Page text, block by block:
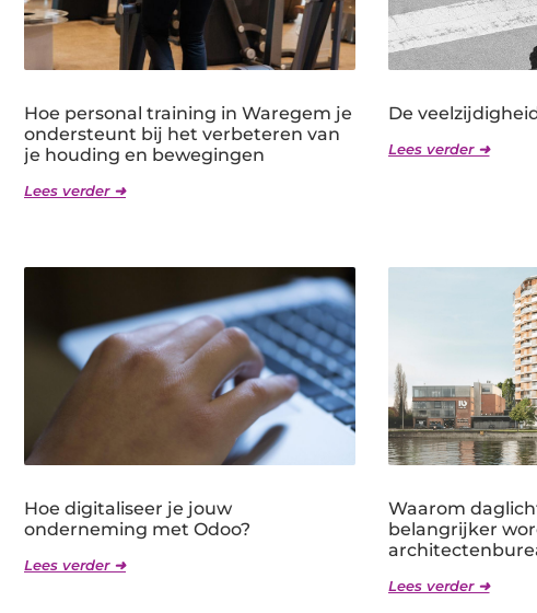
Hoe personal training in Waregem je
ondersteunt bij het verbeteren van
je houding en bewegingen
Lees verder ➜
De
Lees verder ➜
Hoe digitaliseer je jouw
onderneming met Odoo?
Lees verder ➜
Waarom
belangrijker
Lees verder ➜